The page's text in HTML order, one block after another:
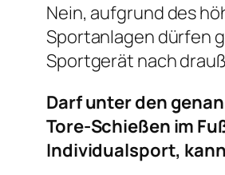
Nein, aufgrund des
Sportanlagen dürfen
Sportgerät nach
Darf unter den
Tore-Schießen im
Individualsport,